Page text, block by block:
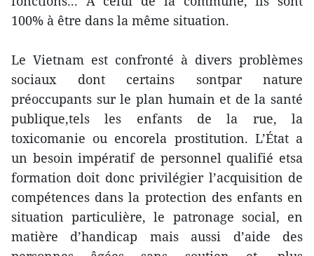
100% à être dans la même situation.
Le Vietnam est confronté à divers problèmes
sociaux dont certains sontpar nature
préoccupants sur le plan humain et de la santé
publique,tels les enfants de la rue, la
toxicomanie ou encorela prostitution. L’État a
un besoin impératif de personnel qualifié etsa
formation doit donc privilégier l’acquisition de
compétences dans la protection desenfantsen
situation particulière, le patronage social, en
matière d’handicap mais aussi d’aide des